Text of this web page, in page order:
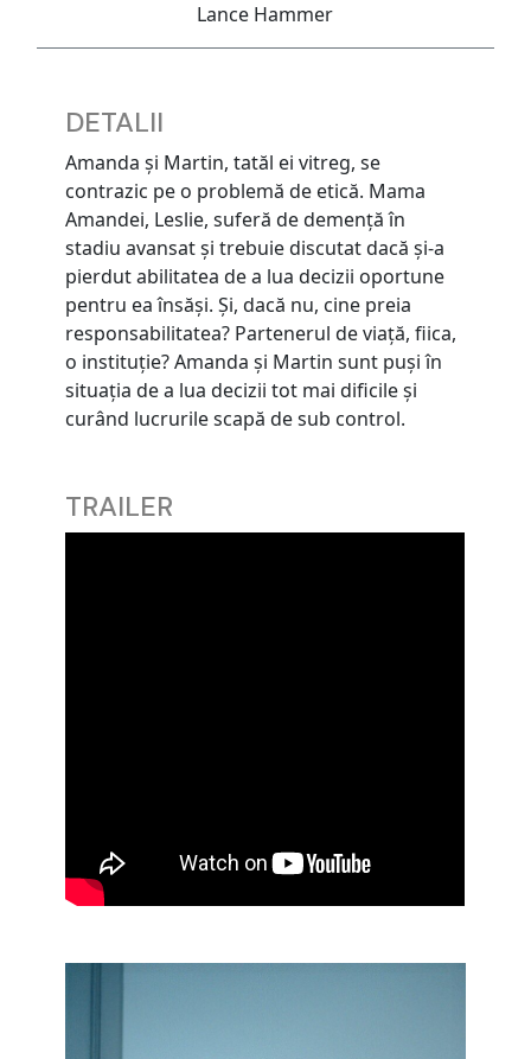
Lance Hammer
DETALII
Amanda şi Martin, tatăl ei vitreg, se
contrazic pe o problemă de etică. Mama
Amandei, Leslie, suferă de demenţă în
stadiu avansat şi trebuie discutat dacă şi-a
pierdut abilitatea de a lua decizii oportune
pentru ea însăşi. Şi, dacă nu, cine preia
responsabilitatea? Partenerul de viaţă, fiica,
o instituţie? Amanda şi Martin sunt puşi în
situaţia de a lua decizii tot mai dificile şi
curând lucrurile scapă de sub control.
TRAILER